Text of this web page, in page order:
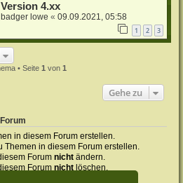
4.xx
badger lowe «09.09.2021, 05:58
1 2 3
• Seite 1 von 1
Gehe zu
in diesem Forum erstellen.
Themen in diesem Forum erstellen.
Forumnicht ändern.
Forumnicht löschen.